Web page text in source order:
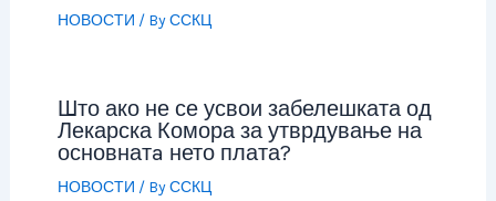
НОВОСТИ / ByССКЦ
Што ако не се усвои забелешката од
Лекарска Комора за утврдување на
основнатa нето плата?
НОВОСТИ / ByССКЦ